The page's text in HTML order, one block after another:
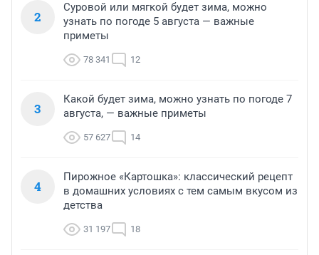
2
Суровой или мягкой будет зима, можно
узнать по погоде 5 августа — важные
приметы
78 341 12
3
Какой будет зима, можно узнать по погоде 7
августа, — важные приметы
57 627 14
4
Пирожное «Картошка»: классический рецепт
в домашних условиях с тем самым вкусом из
детства
31 197 18